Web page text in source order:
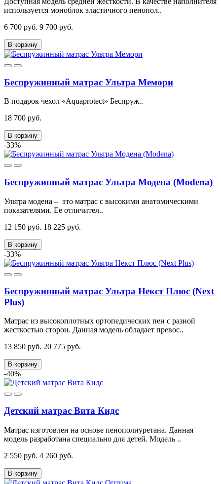
используется моноблок эластичного пенопол..
6 700 руб. 9 700 руб.
В корзину
Беспружинный матрас Ультра Мемори
В подарок чехол «Aquaprotect» Беспруж..
18 700 руб.
В корзину
-33%
Беспружинный матрас Ультра Модена (Modena)
Ультра модена – это матрас с высокими анатомическими
показателями. Ее отличител..
12 150 руб. 18 225 руб.
В корзину
-33%
Беспружинный матрас Ультра Некст Плюс (Next
Plus)
Матрас из высокоплотных ортопедических пен с разной
жесткостью сторон. Данная модель обладает превос..
13 850 руб. 20 775 руб.
В корзину
-40%
Детский матрас Вита Кидс
Матрас изготовлен на основе пенополиуретана. Данная
модель разработана специально для детей. Модель ..
2 550 руб. 4 260 руб.
В корзину